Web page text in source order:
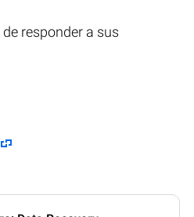
responder a sus